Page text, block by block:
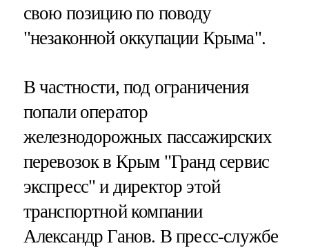
свою позицию по поводу
"незаконной оккупации Крыма".
В частности, под ограничения
попали оператор
железнодорожных пассажирских
перевозок в Крым "Гранд сервис
экспресс" и директор этой
транспортной компании
Александр Ганов. В пресс-службе